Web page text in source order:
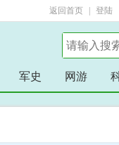
返回首页 登陆
军史 网游